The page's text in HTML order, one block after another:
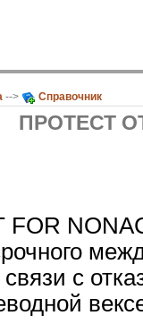
--> Справочник
ПРОТЕСТ
FOR
с